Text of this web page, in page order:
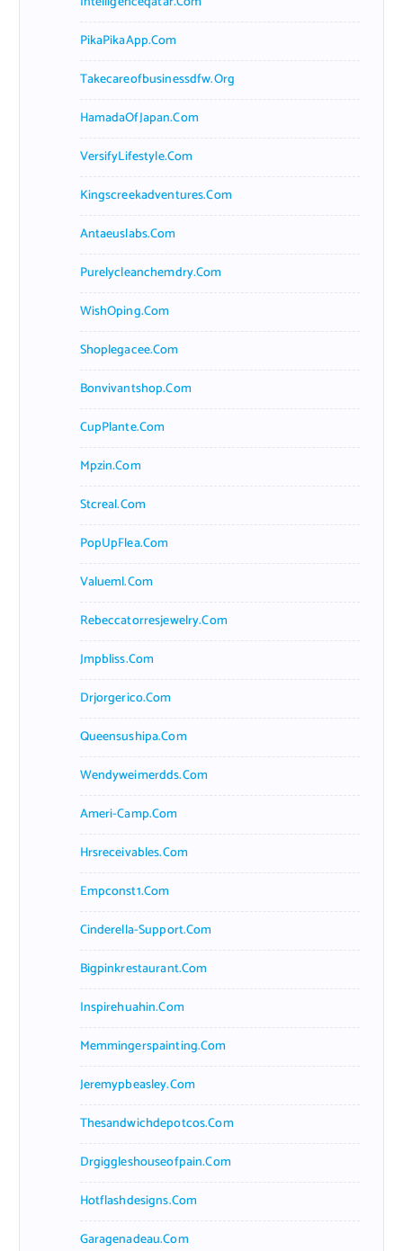
PikaPikaApp.com
Takecareofbusinessdfw.org
HamadaOfJapan.com
VersifyLifestyle.com
Kingscreekadventures.com
Antaeuslabs.com
Purelycleanchemdry.com
WishOping.com
Shoplegacee.com
Bonvivantshop.com
CupPlante.com
Mpzin.com
Stcreal.com
PopUpFlea.com
Valueml.com
Rebeccatorresjewelry.com
Jmpbliss.com
Drjorgerico.com
Queensushipa.com
Wendyweimerdds.com
Ameri-Camp.com
Hrsreceivables.com
Empconst1.com
Cinderella-Support.com
Bigpinkrestaurant.com
Inspirehuahin.com
Memmingerspainting.com
Jeremypbeasley.com
Thesandwichdepotcos.com
Drgiggleshouseofpain.com
Hotflashdesigns.com
Garagenadeau.com